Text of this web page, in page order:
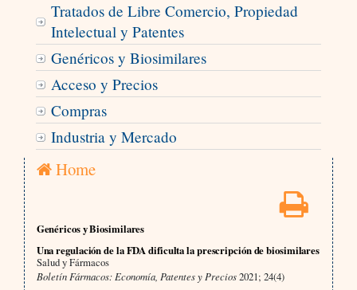
Tratados de Libre Comercio, Propiedad
Intelectual y Patentes
Genéricos y Biosimilares
Acceso y Precios
Compras
Industria y Mercado
Home
Genéricos y Biosimilares
Una regulación de la FDA dificulta la prescripción de biosimilares
Salud y Fármacos
Boletín Fármacos: Economía, Patentes y Precios2021; 24(4)